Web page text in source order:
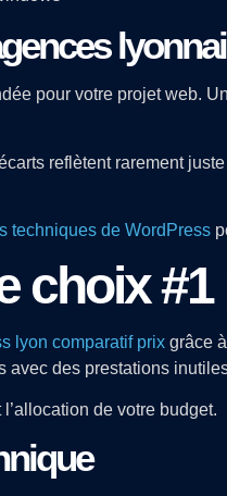
pour votre projet web.
reflètent rarement
techniques de WordPress
choix
lyon comparatif prix grâce
avec des prestations
de votre budget.